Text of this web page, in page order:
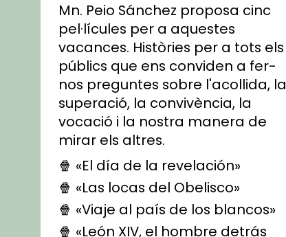
Mn. Peio Sánchez proposa cinc
pel·lícules per a aquestes
vacances. Històries per a tots els
públics que ens conviden a fer-
nos preguntes sobre l'acollida, la
superació, la convivència, la
vocació i la nostra manera de
mirar els altres.
🍿 «El día de la revelación»
🍿 «Las locas del Obelisco»
🍿 «Viaje al país de los blancos»
🍿 «León XIV, el hombre detrás